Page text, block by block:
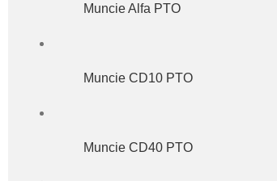
Muncie Alfa PTO
Muncie CD10 PTO
Muncie CD40 PTO